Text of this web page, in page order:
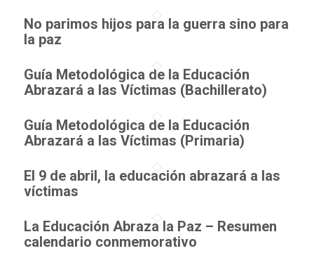
No parimos hijos para la guerra sino para
la paz
Guía Metodológica de la Educación
Abrazará a las Víctimas (Bachillerato)
Guía Metodológica de la Educación
Abrazará a las Víctimas (Primaria)
El 9 de abril, la educación abrazará a las
víctimas
La Educación Abraza la Paz – Resumen
calendario conmemorativo